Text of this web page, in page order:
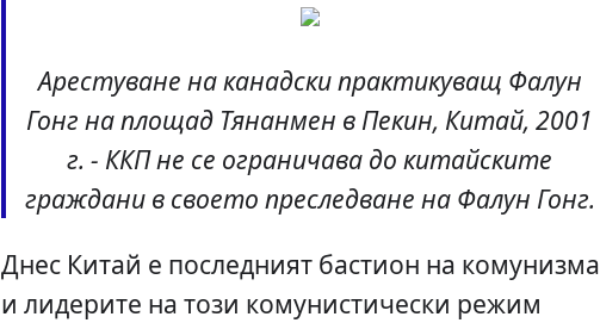
Арестуване на канадски практикуващ Фалун
Гонг на площад Тянанмен в Пекин, Китай, 2001
г. - ККП не се ограничава до китайските
граждани в своето преследване на Фалун Гонг.
Днес Китай е последният бастион на комунизма
и лидерите на този комунистически режим